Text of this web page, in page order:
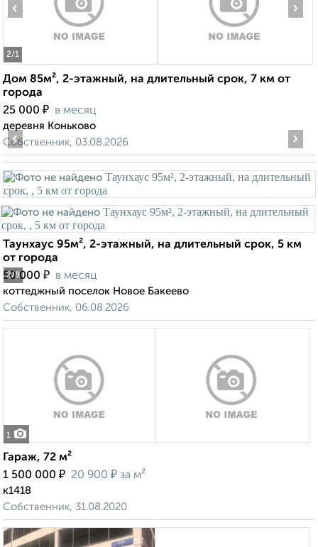
2/1
‹ ›
Дом 85м², 2-этажный, на длительный срок, 7 км от
города
25 000 ₽ в месяц
деревня Коньково
Собственник, 03.08.2026
2/8
‹ ›
Таунхаус 95м², 2-этажный, на длительный срок, 5 км
от города
50 000 ₽ в месяц
коттеджный поселок Новое Бакеево
Собственник, 06.08.2026
1
Гараж, 72 м²
1 500 000 ₽ 20 900 ₽ за м²
к1418
Собственник, 31.08.2020